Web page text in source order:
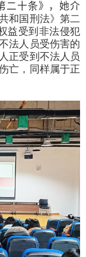
二十条》，她介
和国刑法》第二
益受到非法侵犯
法人员受伤害的
正受到不法人员
亡，同样属于正